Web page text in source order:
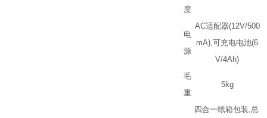
度
电
源
AC适配器(12V/500
mA),可充电电池(6
V/4Ah)
毛
重
5kg
四合一纸箱包装,总